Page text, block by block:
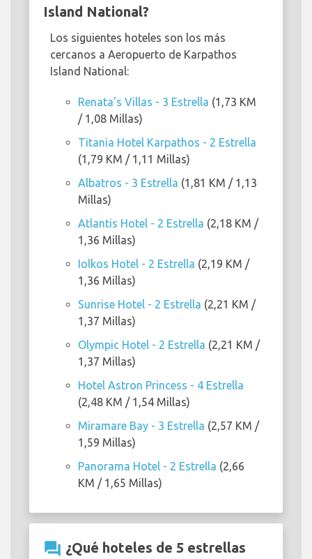
Island National?
Los siguientes hoteles son los más
cercanos a Aeropuerto de Karpathos
Island National:
Renata's Villas - 3 Estrella (1,73 KM
/ 1,08 Millas)
Titania Hotel Karpathos - 2 Estrella
(1,79 KM / 1,11 Millas)
Albatros - 3 Estrella (1,81 KM / 1,13
Millas)
Atlantis Hotel - 2 Estrella (2,18 KM /
1,36 Millas)
Iolkos Hotel - 2 Estrella (2,19 KM /
1,36 Millas)
Sunrise Hotel - 2 Estrella (2,21 KM /
1,37 Millas)
Olympic Hotel - 2 Estrella (2,21 KM /
1,37 Millas)
Hotel Astron Princess - 4 Estrella
(2,48 KM / 1,54 Millas)
Miramare Bay - 3 Estrella (2,57 KM /
1,59 Millas)
Panorama Hotel - 2 Estrella (2,66
KM / 1,65 Millas)
question_answer ¿Qué hoteles de 5 estrellas